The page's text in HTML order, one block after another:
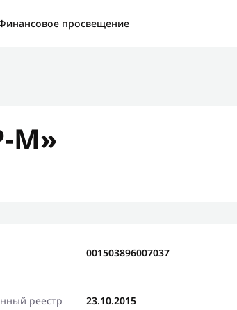
просвещение
М»
001503896007037
реестр
23.10.2015
форма не найдена.
Отправить новый запрос